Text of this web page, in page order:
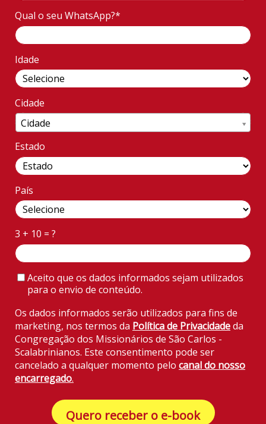
Qual o seu WhatsApp?*
Idade
Cidade
Cidade
Cidade
Estado
País
3 + 10 = ?
Aceito que os dados informados sejam utilizados
para o envio de conteúdo.
Os dados informados serão utilizados para fins de
marketing, nos termos da Política de Privacidadeda
Congregação dos Missionários de São Carlos -
Scalabrinianos. Este consentimento pode ser
cancelado a qualquer momento pelo canal do nosso
encarregado.
Quero receber o e-book